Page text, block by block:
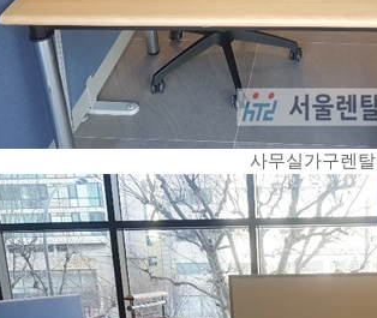
사무실가구렌탈